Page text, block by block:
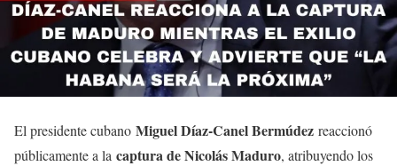
El presidente cubano Miguel Díaz-Canel Bermúdez reaccionó
públicamente a la captura de Nicolás Maduro, atribuyendo los